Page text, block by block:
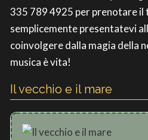
335 789 4925 per prenotare il
semplicemente presentatevi
coinvolgere dalla magia della
musica è vita!
Il vecchio e il mare